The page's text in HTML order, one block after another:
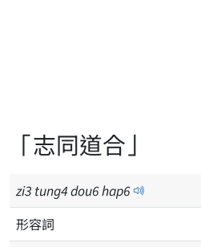
「志同道合」
zi3 tung4dou6hap6
形容詞